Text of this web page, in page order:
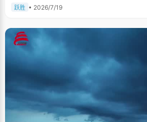
跃胜 • 2026/7/19